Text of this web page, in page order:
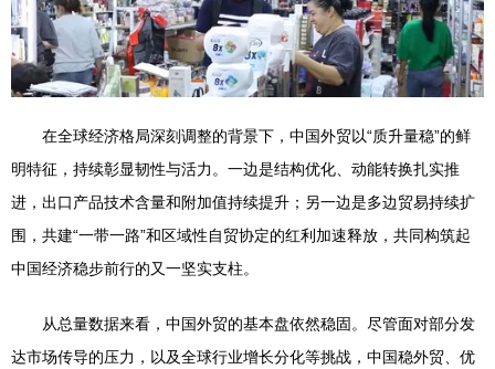
在全球经济格局深刻调整的背景下，中国外贸以“质升量稳”的鲜
明特征，持续彰显韧性与活力。一边是结构优化、动能转换扎实推
进，出口产品技术含量和附加值持续提升；另一边是多边贸易持续扩
围，共建“一带一路”和区域性自贸协定的红利加速释放，共同构筑起
中国经济稳步前行的又一坚实支柱。
从总量数据来看，中国外贸的基本盘依然稳固。尽管面对部分发
达市场传导的压力，以及全球行业增长分化等挑战，中国稳外贸、优